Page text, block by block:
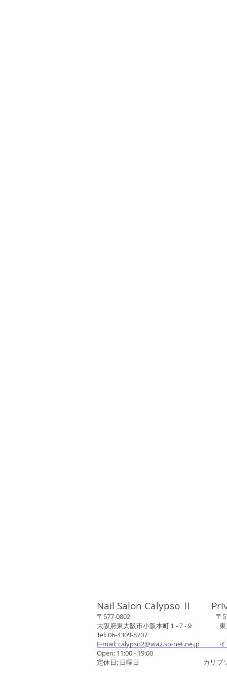
Nail Salon Calypso Ⅱ
〒577-0802 〒577-
大阪府東大阪市小阪本町１‐７‐９ 東
Tel: 06-4309-8707
E-mail: calypso2@wa2.so-net.ne.jp イ
Open: 11:00 - 19:00
定休日: 日曜日 カリプソネイ